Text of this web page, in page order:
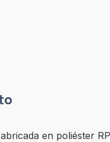
en poliéster